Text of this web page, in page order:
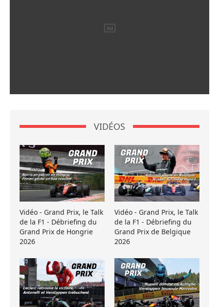
VIDÉOS
Vidéo - Grand Prix, le Talk
de la F1 - Débriefing du
Grand Prix de Hongrie
2026
Vidéo - Grand Prix, le Talk
de la F1 - Débriefing du
Grand Prix de Belgique
2026